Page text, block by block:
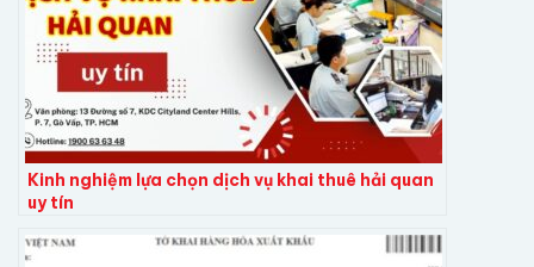
Kinh nghiệm lựa chọn dịch vụ khai thuê hải quan
uy tín